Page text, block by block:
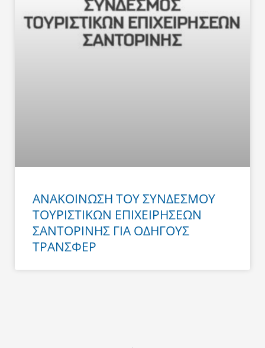
ΑΝΑΚΟΙΝΩΣΗ ΤΟΥ ΣΥΝΔΕΣΜΟΥ
ΤΟΥΡΙΣΤΙΚΩΝ ΕΠΙΧΕΙΡΗΣΕΩΝ
ΣΑΝΤΟΡΙΝΗΣ ΓΙΑ ΟΔΗΓΟΥΣ
ΤΡΑΝΣΦΕΡ